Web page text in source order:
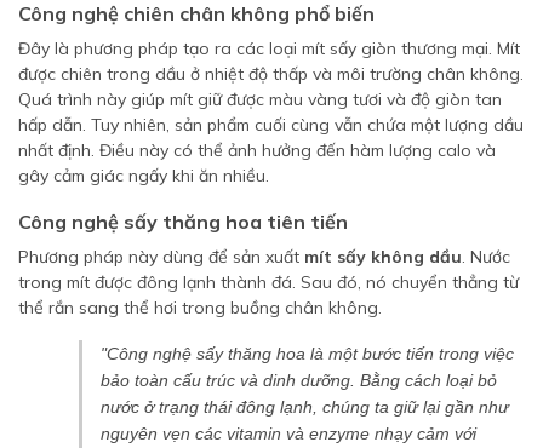
Công nghệ chiên chân không phổ biến
Đây là phương pháp tạo ra các loại mít sấy giòn thương mại. Mít
được chiên trong dầu ở nhiệt độ thấp và môi trường chân không.
Quá trình này giúp mít giữ được màu vàng tươi và độ giòn tan
hấp dẫn. Tuy nhiên, sản phẩm cuối cùng vẫn chứa một lượng dầu
nhất định. Điều này có thể ảnh hưởng đến hàm lượng calo và
gây cảm giác ngấy khi ăn nhiều.
Công nghệ sấy thăng hoa tiên tiến
Phương pháp này dùng để sản xuất mít sấy không dầu. Nước
trong mít được đông lạnh thành đá. Sau đó, nó chuyển thẳng từ
thể rắn sang thể hơi trong buồng chân không.
"Công nghệ sấy thăng hoa là một bước tiến trong việc
bảo toàn cấu trúc và dinh dưỡng. Bằng cách loại bỏ
nước ở trạng thái đông lạnh, chúng ta giữ lại gần như
nguyên vẹn các vitamin và enzyme nhạy cảm với